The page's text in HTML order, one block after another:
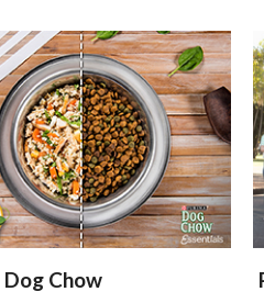
Dog Chow